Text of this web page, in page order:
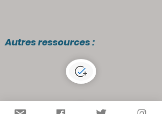
Autres ressources :